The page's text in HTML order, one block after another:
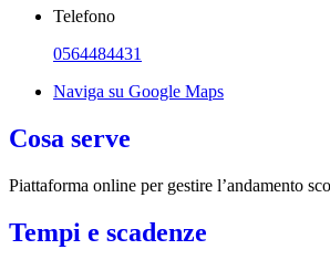
Telefono
0564484431
Naviga su Google Maps
Cosa serve
Piattaforma online per gestire l’andamento
Tempi e scadenze